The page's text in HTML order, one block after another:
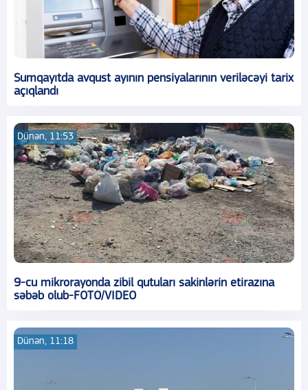
Sumqayıtda avqust ayının pensiyalarının veriləcəyi tarix
açıqlandı
Dünən, 11:53
9-cu mikrorayonda zibil qutuları sakinlərin etirazına
səbəb olub-FOTO/VIDEO
Dünən, 11:18